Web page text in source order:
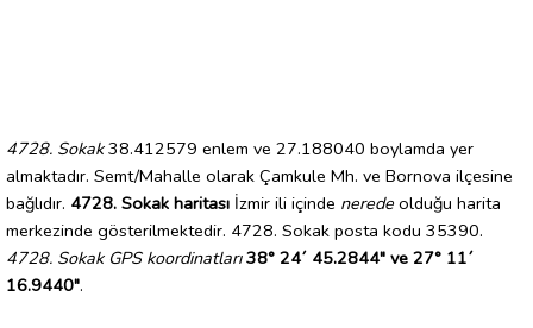
4728. Sokak38.412579 enlem ve 27.188040 boylamda yer
almaktadır. Semt/Mahalle olarak Çamkule Mh. ve Bornova ilçesine
bağlıdır. 4728. Sokak haritası İzmir ili içinde nerede olduğu harita
merkezinde gösterilmektedir. 4728. Sokak posta kodu 35390.
4728. Sokak GPS koordinatları 38° 24´ 45.2844" ve 27° 11´
16.9440".